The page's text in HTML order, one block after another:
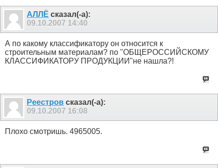
АЛЛЁ сказал(-а):
09.10.2007 14:40
А по какому классификатору он относится к
строительным материалам? по "ОБЩЕРОССИЙСКОМУ
КЛАССИФИКАТОРУ ПРОДУКЦИИ"не нашла?!
Реестров сказал(-а):
09.10.2007 16:08
Плохо смотришь. 4965005.